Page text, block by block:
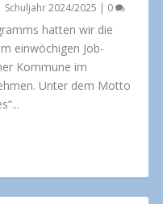
Schuljahr 2024/2025 | 0
hatten wir die
einwöchigen Job-
Kommune im
Unter dem Motto